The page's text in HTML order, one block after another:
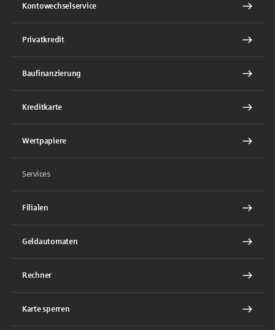
Kontowechselservice
Privatkredit
Baufinanzierung
Kreditkarte
Wertpapiere
Services
Filialen
Geldautomaten
Rechner
Karte sperren